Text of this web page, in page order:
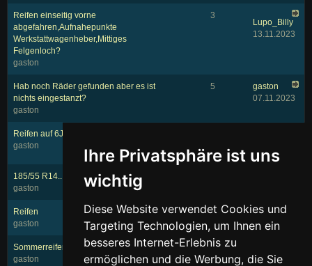
Ihre Privatsphäre ist uns
wichtig
Diese Website verwendet Cookies und
Targeting Technologien, um Ihnen ein
besseres Internet-Erlebnis zu
ermöglichen und die Werbung, die Sie
Reifen einseitig vorne
abgefahren,Aufnahepunkte
Werkstattwagenheber,Mittiges
Felgenloch?
gaston
3
Lupo_Billy
13.11.2023
Hab noch Räder gefunden aber es ist
nichts eingestanzt?
gaston
5
gaston
07.11.2023
Reifen auf 6J 14 Felge ziehen
gaston
05.11.2023
185/55 R14...51/2 J...ET 43
gaston
Reifen
gaston
1
Moandi
20.08.2023
Sommerreifen,M&S,Winterreifen
gaston
1
19.08.2023